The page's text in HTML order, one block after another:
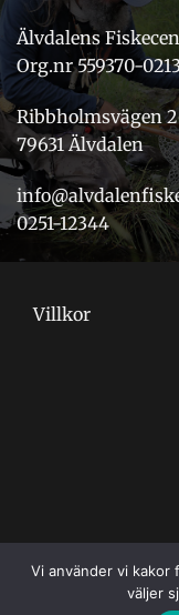
Älvdalens
Org.nr 559370-
Ribbholmsvägen
79631 Älvdalen
0251-12344
Villkor
Vi använder vi
väljer